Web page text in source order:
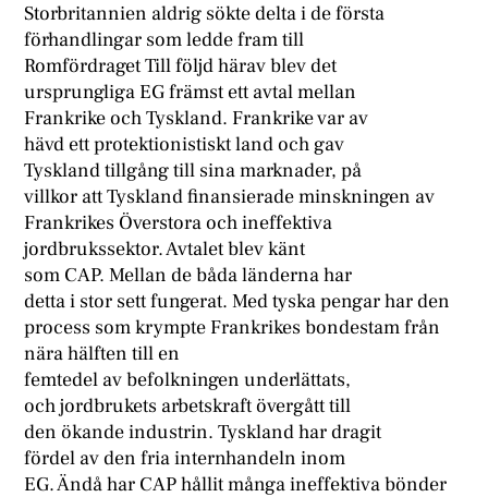
Storbritannien aldrig sökte delta i de första
förhandlingar som ledde fram till
Romfördraget Till följd härav blev det
ursprungliga EG främst ett avtal mellan
Frankrike och Tyskland. Frankrike var av
hävd ett protektionistiskt land och gav
Tyskland tillgång till sina marknader, på
villkor att Tyskland finansierade minskningen av
Frankrikes Överstora och ineffektiva
jordbrukssektor. Avtalet blev känt
som CAP. Mellan de båda länderna har
detta i stor sett fungerat. Med tyska pengar har den
process som krympte Frankrikes bondestam från
nära hälften till en
femtedel av befolkningen underlättats,
och jordbrukets arbetskraft övergått till
den ökande industrin. Tyskland har dragit
fördel av den fria internhandeln inom
EG. Ändå har CAP hållit många ineffektiva bönder